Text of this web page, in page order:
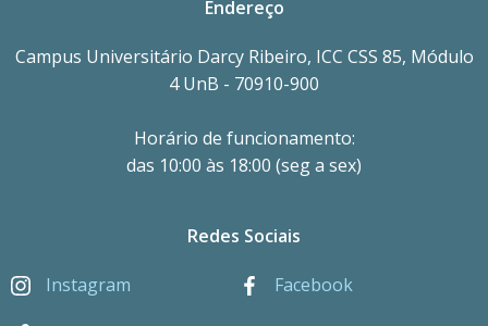
Endereço
Campus Universitário Darcy Ribeiro, ICC CSS 85, Módulo
4 UnB - 70910-900
Horário de funcionamento:
das 10:00 às 18:00 (seg a sex)
Redes Sociais
Instagram
Facebook